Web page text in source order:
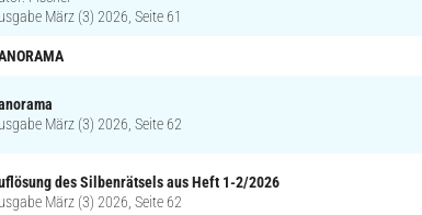
März (3) 2026, Seite 61
März (3) 2026, Seite 62
des Silbenrätsels aus Heft 1-2/2026
März (3) 2026, Seite 62